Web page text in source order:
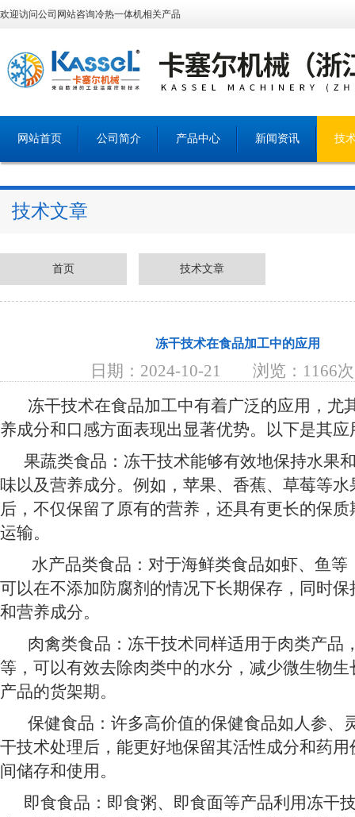
欢迎访问公司网站咨询冷热一体机相关产品
网站首页 公司简介 产品中心 新闻资讯 技
技术文章
首页 技术文章
冻干技术在食品加工中的应用
日期：2024-10-21
浏览：1166次
冻干技术在食品加工中有着广泛的应用，尤
养成分和口感方面表现出显著优势。以下是其
果蔬类食品：冻干技术能够有效地保持水果
味以及营养成分。例如，苹果、香蕉、草莓等
后，不仅保留了原有的营养，还具有更长的保
运输。
水产品类食品：对于海鲜类食品如虾、鱼等
可以在不添加防腐剂的情况下长期保存，同时
和营养成分。
肉禽类食品：冻干技术同样适用于肉类产品
等，可以有效去除肉类中的水分，减少微生物
产品的货架期。
保健食品：许多高价值的保健食品如人参、
干技术处理后，能更好地保留其活性成分和药
间储存和使用。
即食食品：即食粥、即食面等产品利用冻干